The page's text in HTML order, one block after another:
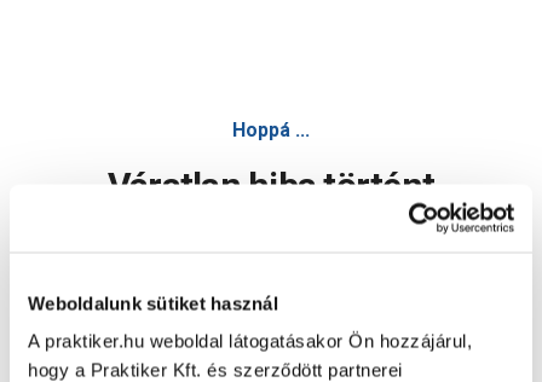
Weboldalunk sütiket használ
A praktiker.hu weboldal látogatásakor Ön hozzájárul,
hogy a Praktiker Kft. és szerződött partnerei
Hoppá ...
Váratlan hiba történt
Oldal újratöltése